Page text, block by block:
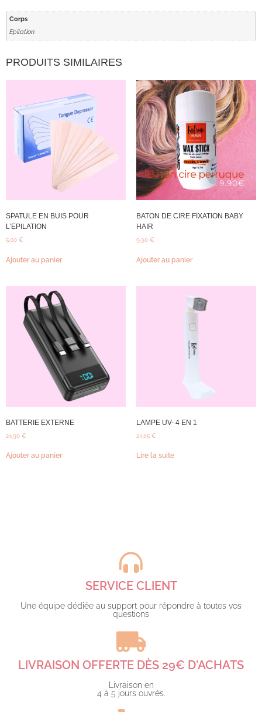
Corps
Epilation
PRODUITS SIMILAIRES
SPATULE EN BUIS POUR
L’EPILATION
5,00 €
Ajouter au panier
BATON DE CIRE FIXATION BABY
HAIR
9,90 €
Ajouter au panier
BATTERIE EXTERNE
24,90 €
Ajouter au panier
LAMPE UV- 4 EN 1
24,85 €
Lire la suite
SERVICE CLIENT
Une équipe dédiée au support pour répondre à toutes vos
questions​
LIVRAISON OFFERTE DÈS 29€ D'ACHATS​
Livraison en
4 à 5 jours ouvrés.​